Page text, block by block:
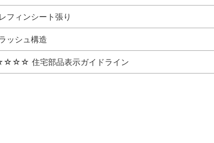
フィンシート張り
ッシュ構造
住宅部品表示ガイドライン